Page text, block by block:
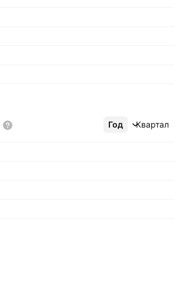
Год Квартал
Ещё